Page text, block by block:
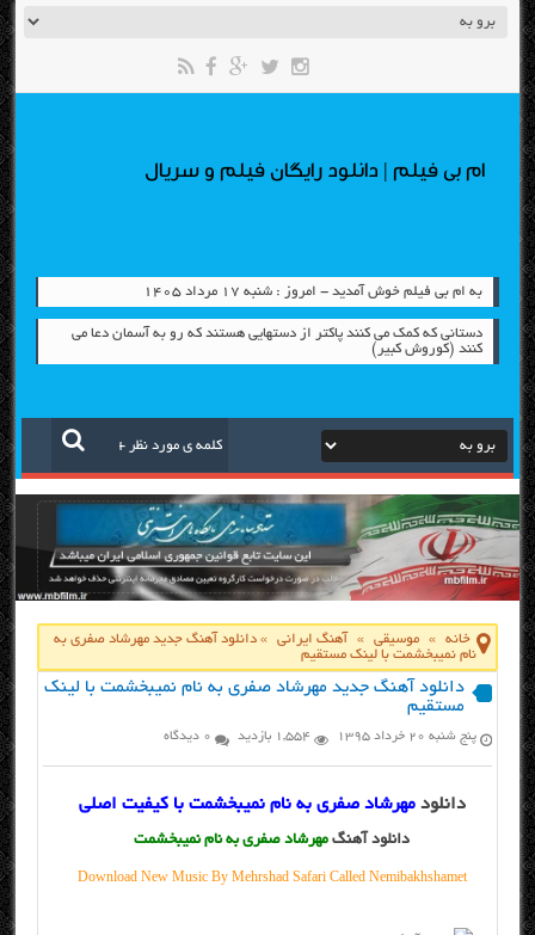
ام بی فیلم | دانلود رایگان فیلم و سریال
به ام بی فیلم خوش آمدید - امروز : شنبه ۱۷ مرداد ۱۴۰۵
دستانی که کمک می کنند پاکتر از دستهایی هستند که رو به آسمان دعا می
کنند (کوروش کبیر)
خانه » موسیقی » آهنگ ایرانی »دانلود آهنگ جدید مهرشاد صفری به
نام نمیبخشمت با لینک مستقیم
دانلود آهنگ جدید مهرشاد صفری به نام نمیبخشمت با لینک
مستقیم
پنج شنبه ۲۰ خرداد ۱۳۹۵ 1,554 بازدید 0 دیدگاه
دانلود مهرشاد صفری به نام نمیبخشمت با کیفیت اصلی
دانلود آهنگمهرشاد صفری به نام نمیبخشمت
Download New Music By Mehrshad Safari Called Nemibakhshamet